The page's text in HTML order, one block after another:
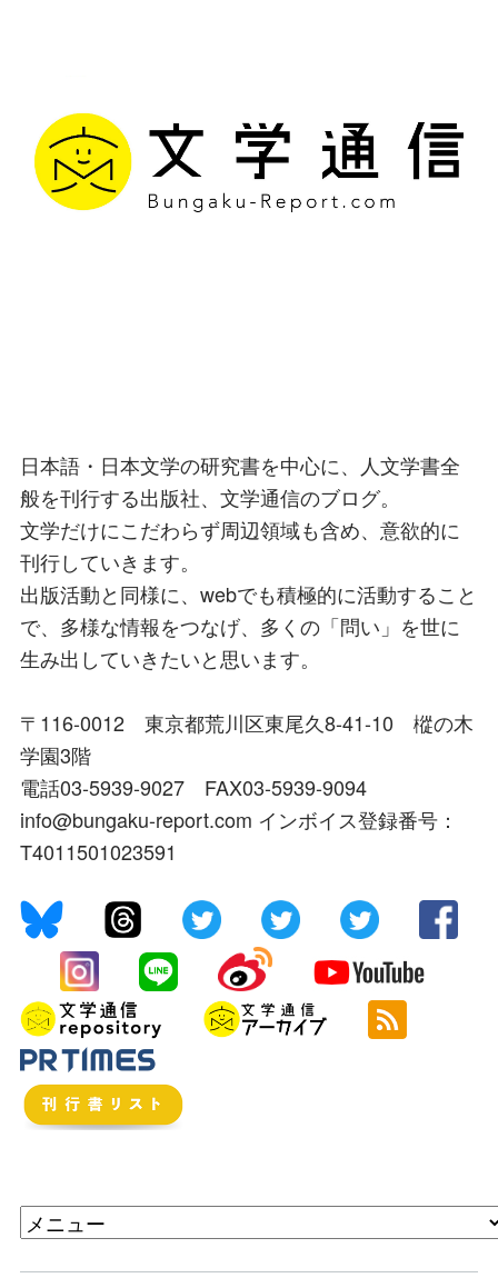
日本語・日本文学の研究書を中心に、人文学書全
般を刊行する出版社、文学通信のブログ。
文学だけにこだわらず周辺領域も含め、意欲的に
刊行していきます。
出版活動と同様に、webでも積極的に活動すること
で、多様な情報をつなげ、多くの「問い」を世に
生み出していきたいと思います。
〒116-0012 東京都荒川区東尾久8-41-10 樅の木
学園3階
電話03-5939-9027 FAX03-5939-9094
info@bungaku-report.com インボイス登録番号：
T4011501023591